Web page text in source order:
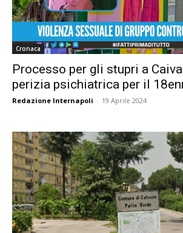
Cronaca
Processo per gli stupri a
perizia psichiatrica per il
Redazione Internapoli - 19 Aprile 2024